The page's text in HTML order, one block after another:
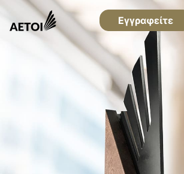
Εγγραφείτε